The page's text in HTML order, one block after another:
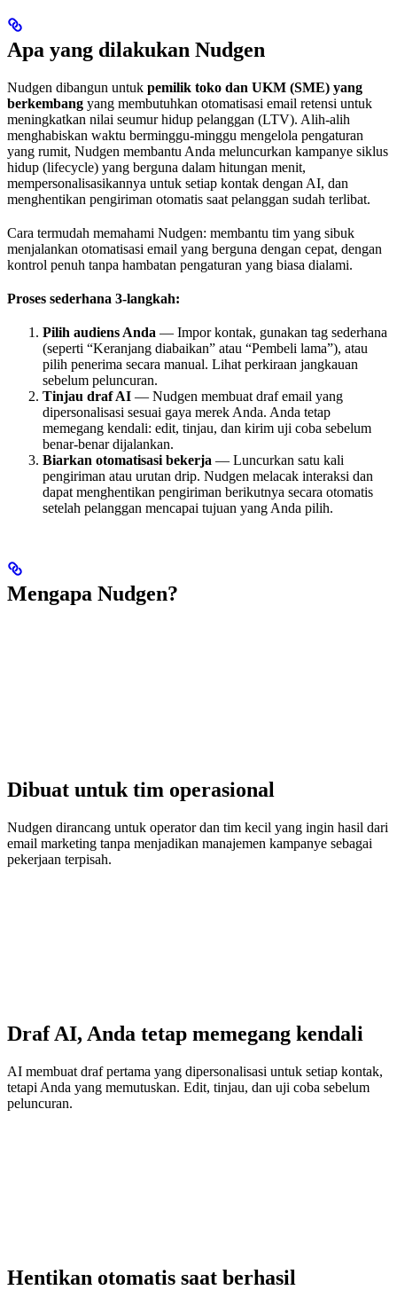
Apa yang dilakukan Nudgen
Nudgen dibangun untuk pemilik toko dan UKM (SME) yang
berkembang yang membutuhkan otomatisasi email retensi untuk
meningkatkan nilai seumur hidup pelanggan (LTV). Alih-alih
menghabiskan waktu berminggu-minggu mengelola pengaturan
yang rumit, Nudgen membantu Anda meluncurkan kampanye siklus
hidup (lifecycle) yang berguna dalam hitungan menit,
mempersonalisasikannya untuk setiap kontak dengan AI, dan
menghentikan pengiriman otomatis saat pelanggan sudah terlibat.
Cara termudah memahami Nudgen: membantu tim yang sibuk
menjalankan otomatisasi email yang berguna dengan cepat, dengan
kontrol penuh tanpa hambatan pengaturan yang biasa dialami.
Proses sederhana 3-langkah:
Pilih audiens Anda — Impor kontak, gunakan tag sederhana
(seperti “Keranjang diabaikan” atau “Pembeli lama”), atau
pilih penerima secara manual. Lihat perkiraan jangkauan
sebelum peluncuran.
Tinjau draf AI — Nudgen membuat draf email yang
dipersonalisasi sesuai gaya merek Anda. Anda tetap
memegang kendali: edit, tinjau, dan kirim uji coba sebelum
benar-benar dijalankan.
Biarkan otomatisasi bekerja — Luncurkan satu kali
pengiriman atau urutan drip. Nudgen melacak interaksi dan
dapat menghentikan pengiriman berikutnya secara otomatis
setelah pelanggan mencapai tujuan yang Anda pilih.
Mengapa Nudgen?
Dibuat untuk tim operasional
Nudgen dirancang untuk operator dan tim kecil yang ingin hasil dari
email marketing tanpa menjadikan manajemen kampanye sebagai
pekerjaan terpisah.
Draf AI, Anda tetap memegang kendali
AI membuat draf pertama yang dipersonalisasi untuk setiap kontak,
tetapi Anda yang memutuskan. Edit, tinjau, dan uji coba sebelum
peluncuran.
Hentikan otomatis saat berhasil